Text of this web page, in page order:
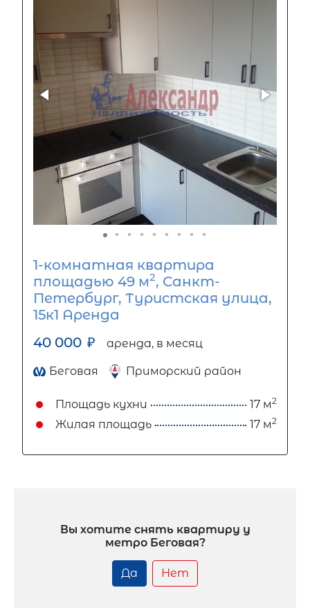
1-комнатная квартира
площадью 49 м2, Санкт-
Петербург, Туристская улица,
15к1 Аренда
40 000 ₽ аренда, в месяц
Беговая Приморский район
Площадь кухни 17 м2
Жилая площадь 17 м2
Вы хотите снять квартиру у
метро Беговая?
Да Нет